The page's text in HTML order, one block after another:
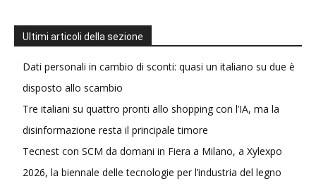
Ultimi articoli della sezione
Dati personali in cambio di sconti: quasi un italiano su due è
disposto allo scambio
Tre italiani su quattro pronti allo shopping con l’IA, ma la
disinformazione resta il principale timore
Tecnest con SCM da domani in Fiera a Milano, a Xylexpo
2026, la biennale delle tecnologie per l’industria del legno